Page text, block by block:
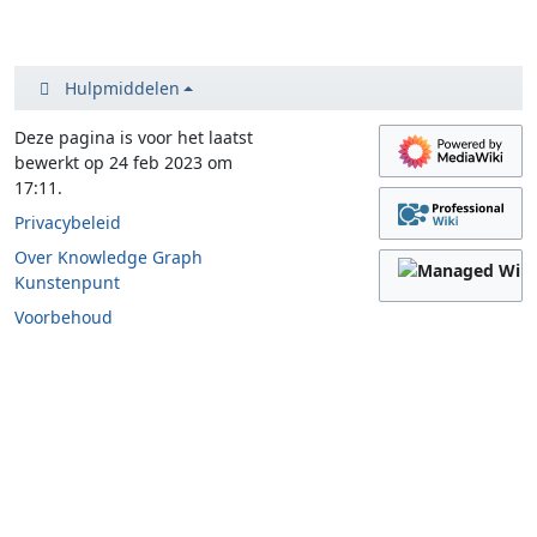
Hulpmiddelen
Deze pagina is voor het laatst
bewerkt op 24 feb 2023 om
17:11.
Privacybeleid
Over Knowledge Graph
Kunstenpunt
Voorbehoud